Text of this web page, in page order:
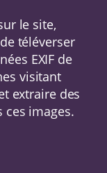
le site,
téléverser
EXIF de
visitant
extraire des
images.